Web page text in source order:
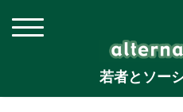
若者とソー